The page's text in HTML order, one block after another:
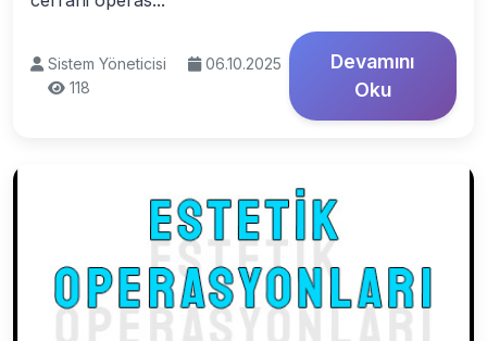
Sistem Yöneticisi
06.10.2025
118
Devamını
Oku